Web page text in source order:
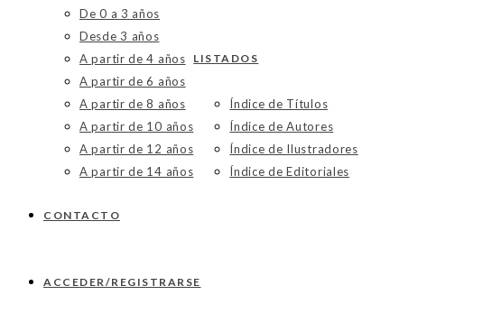
De 0 a 3 años
Desde 3 años
A partir de 4 años
A partir de 6 años
A partir de 8 años
A partir de 10 años
A partir de 12 años
A partir de 14 años
LISTADOS
Índice de Títulos
Índice de Autores
Índice de Ilustradores
Índice de Editoriales
CONTACTO
ACCEDER/REGISTRARSE